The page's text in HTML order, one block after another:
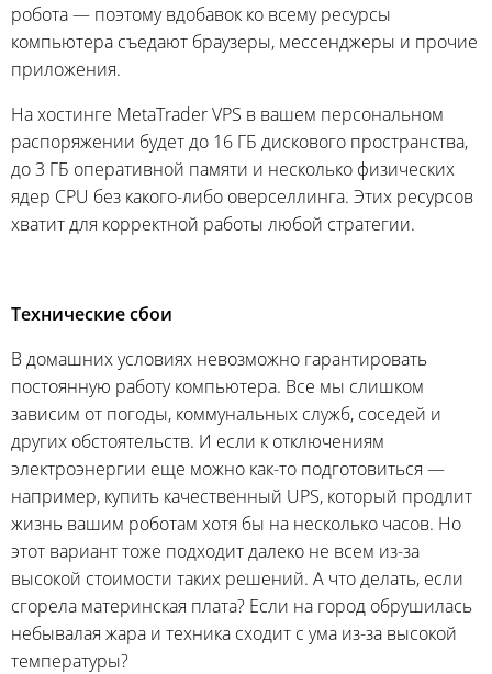
робота — поэтому вдобавок ко всему ресурсы
компьютера съедают браузеры, мессенджеры и прочие
приложения.
На хостинге MetaTrader VPS в вашем персональном
распоряжении будет до 16 ГБ дискового пространства,
до 3 ГБ оперативной памяти и несколько физических
ядер CPU без какого-либо оверселлинга. Этих ресурсов
хватит для корректной работы любой стратегии.
Технические сбои
В домашних условиях невозможно гарантировать
постоянную работу компьютера. Все мы слишком
зависим от погоды, коммунальных служб, соседей и
других обстоятельств. И если к отключениям
электроэнергии еще можно как-то подготовиться —
например, купить качественный UPS, который продлит
жизнь вашим роботам хотя бы на несколько часов. Но
этот вариант тоже подходит далеко не всем из-за
высокой стоимости таких решений. А что делать, если
сгорела материнская плата? Если на город обрушилась
небывалая жара и техника сходит с ума из-за высокой
температуры?